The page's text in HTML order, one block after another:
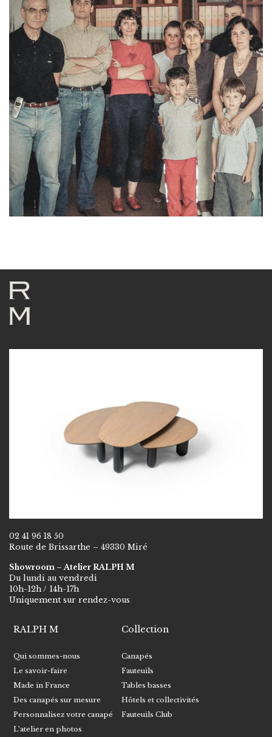
02 41 96 18 50
Route de Brissarthe – 49330 Miré
Showroom – Atelier RALPH M
Du lundi au vendredi
10h-12h / 14h-17h
Uniquement sur rendez-vous
RALPH M
Qui sommes-nous
Le savoir-faire
Made in France
Des canapés sur mesure
Personnalisez votre canapé
L’atelier en photos
Collection
Canapés
Fauteuils
Tables basses
Hôtels et collectivités
Fauteuils Club